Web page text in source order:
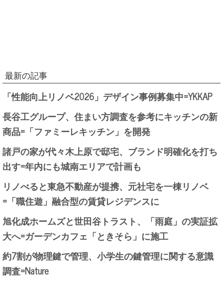
最新の記事
「性能向上リノベ2026」デザイン事例募集中=YKKAP
長谷工グループ、住まい方調査を参考にキッチンの新
商品=「ファミーレキッチン」を開発
諸戸の家が代々木上原で邸宅、ブランド明確化を打ち
出す=年内にも城南エリアで計画も
リノべると東急不動産が提携、元社宅を一棟リノベ
=「職住遊」融合型の賃貸レジデンスに
旭化成ホームズと世田谷トラスト、「雨庭」の実証拡
大へ=ガーデンカフェ「ときそら」に施工
約7割が物理鍵で管理、小学生の鍵管理に関する意識
調査=Nature